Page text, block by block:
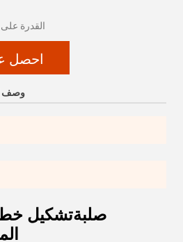
القدرة على العرض:
احصل
وصف
ورقة POM صلبةتشكيل